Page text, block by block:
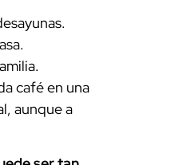
café en una
aunque a